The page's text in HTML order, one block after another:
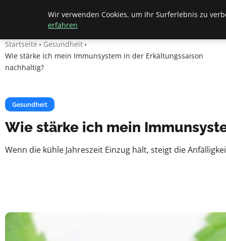
Fritz Elsas
Startseite
Gesundheit
Wie stärke ich mein Immunsystem in der Erkältungssaison
nachhaltig?
Gesundheit
Wie stärke ich mein
Wenn die kühle Jahreszeit Einzug hält, steigt die
Wir verwenden Cookies, um Ihr Surferlebnis zu
erfahren